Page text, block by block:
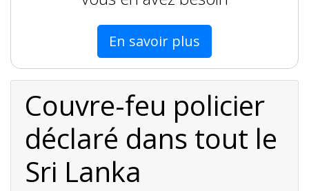
En savoir plus
Couvre-feu policier
déclaré dans tout le
Sri Lanka